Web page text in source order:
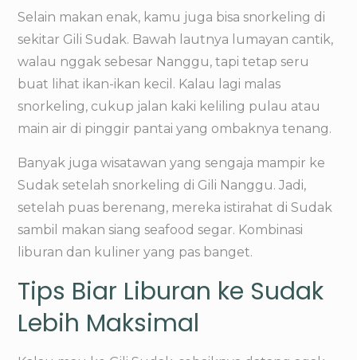
Selain makan enak, kamu juga bisa snorkeling di
sekitar Gili Sudak. Bawah lautnya lumayan cantik,
walau nggak sebesar Nanggu, tapi tetap seru
buat lihat ikan-ikan kecil. Kalau lagi malas
snorkeling, cukup jalan kaki keliling pulau atau
main air di pinggir pantai yang ombaknya tenang.
Banyak juga wisatawan yang sengaja mampir ke
Sudak setelah snorkeling di Gili Nanggu. Jadi,
setelah puas berenang, mereka istirahat di Sudak
sambil makan siang seafood segar. Kombinasi
liburan dan kuliner yang pas banget.
Tips Biar Liburan ke Sudak
Lebih Maksimal